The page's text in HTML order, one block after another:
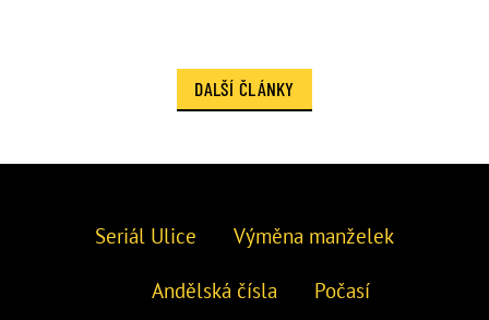
DALŠÍ ČLÁNKY
Seriál Ulice Výměna manželek
Andělská čísla Počasí